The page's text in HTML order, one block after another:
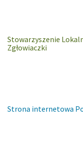
Stowarzyszenie
Zgłowiaczki
Strona internetowa